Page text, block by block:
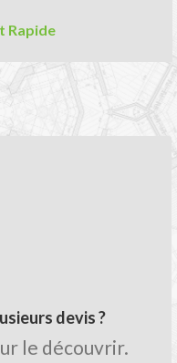
Rapide
devis ?
le découvrir.
la part des
chiffrage avec